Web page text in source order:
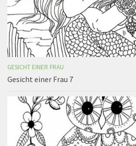
GESICHT EINER FRAU
Gesicht einer Frau 7